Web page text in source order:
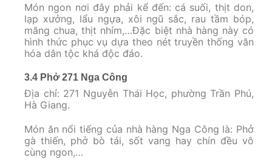
Món ngon nơi đây phải kể đến: cá suối, thịt don,
lạp xưởng, lẩu ngựa, xôi ngũ sắc, rau tầm bóp,
măng chua, thịt nhím,…Đặc biệt nhà hàng này có
hình thức phục vụ dựa theo nét truyền thống văn
hóa dân tộc khá độc đáo.
3.4 Phở 271 Nga Công
Địa chỉ: 271 Nguyễn Thái Học, phường Trần Phú,
Hà Giang.
Món ăn nổi tiếng của nhà hàng Nga Công là: Phở
gà thiến, phở bò tái, sốt vang hay chín đều vô
cùng ngon,…